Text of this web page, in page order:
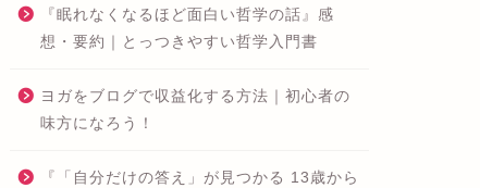
『眠れなくなるほど面白い哲学の話』感
想・要約｜とっつきやすい哲学入門書
ヨガをブログで収益化する方法｜初心者の
味方になろう！
『「自分だけの答え」が見つかる 13歳から